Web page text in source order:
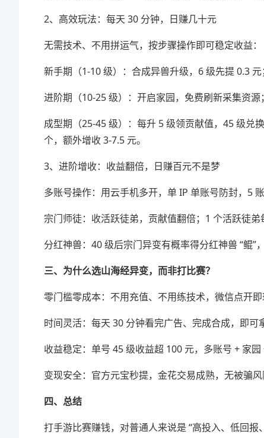
2、高效玩法：每天 30 分钟，日赚几十元
无需技术、不用拼运气，按步骤操作即可稳定收益：
新手期（1-10 级）：合成异兽升级，6 级先提 0.3
进阶期（10-25 级）：开启家园，免费刷新采集资
成型期（25-45 级）：每升 5 级领贡献值，45 级兑
个，额外增收 3-7.5 元。
3、进阶增收：收益翻倍，日赚百元不是梦
多账号操作：用云手机多开，单 IP 单账号防封，5
宗门师徒：收活跃徒弟，贡献值翻倍；1 个活跃徒
分红神兽：40 级后宗门异变有概率得分红神兽 “鲲”
三、为什么选山海经异变，而非打比赛？
零门槛零成本：不用充值、不用练技术，微信点开即
时间灵活：每天 30 分钟看完广告、完成合成，即可
收益稳定：单号 45 级收益超 100 元，多账号 + 家园
变现安全：官方元宝秒提，金花交易成熟，无被骗风
四、总结
打手游比赛赚钱，对普通人来说是 “高投入、低回